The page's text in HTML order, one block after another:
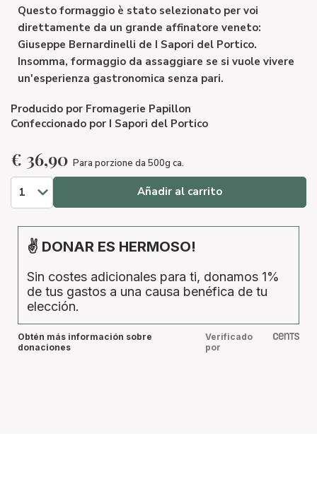
Questo formaggio è stato selezionato per voi
direttamente da un grande affinatore veneto:
Giuseppe Bernardinelli de I Sapori del Portico.
Insomma, formaggio da assaggiare se si vuole vivere
un'esperienza gastronomica senza pari.
Producido por Fromagerie Papillon
Confeccionado por I Sapori del Portico
€ 36,90 Para porzione da 500g ca.
Añadir al carrito
✌ DONAR ES HERMOSO!
Sin costes adicionales para ti, donamos 1%
de tus gastos a una causa benéfica de tu
elección.
Obtén más información sobre
donaciones
Verificado
por